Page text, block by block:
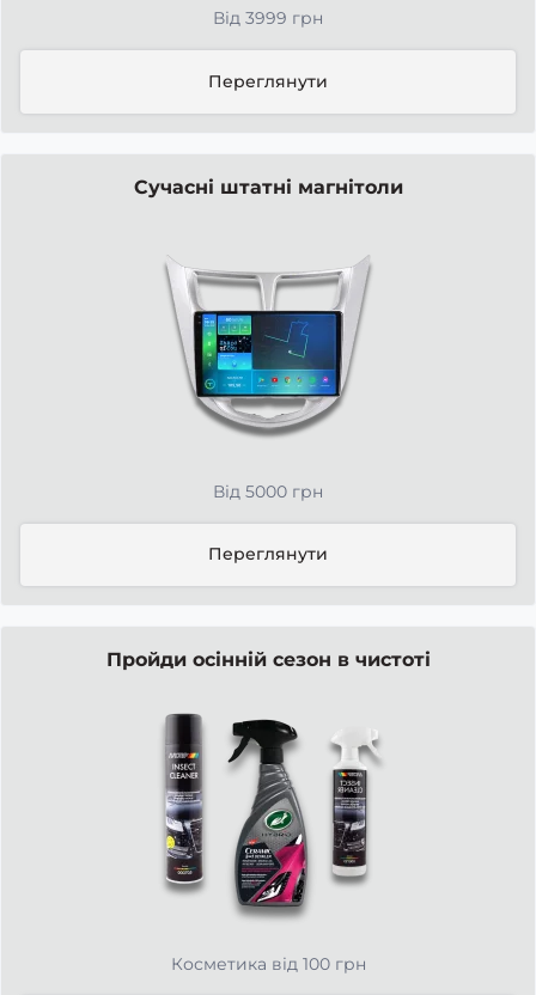
Від 3999 грн
Переглянути
Сучасні штатні магнітоли
Від 5000 грн
Переглянути
Пройди осінній сезон в чистоті
Косметика від 100 грн